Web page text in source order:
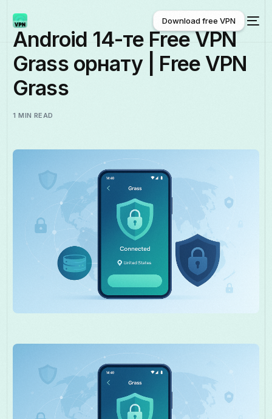
Қазақ тілі
Download free VPN
Download free VPN
Android 14-те Free VPN
Grass орнату | Free VPN
Grass
1 MIN READ